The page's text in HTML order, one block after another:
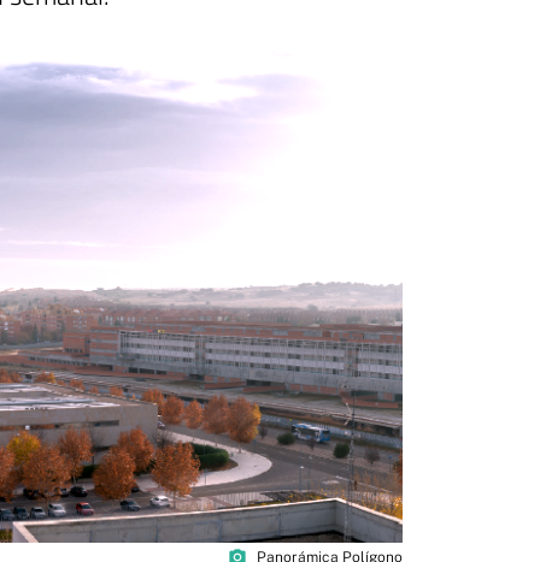
photo_camera Panorámica Polígono